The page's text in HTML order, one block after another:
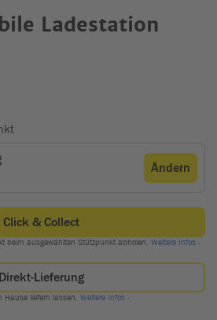
Ladestation